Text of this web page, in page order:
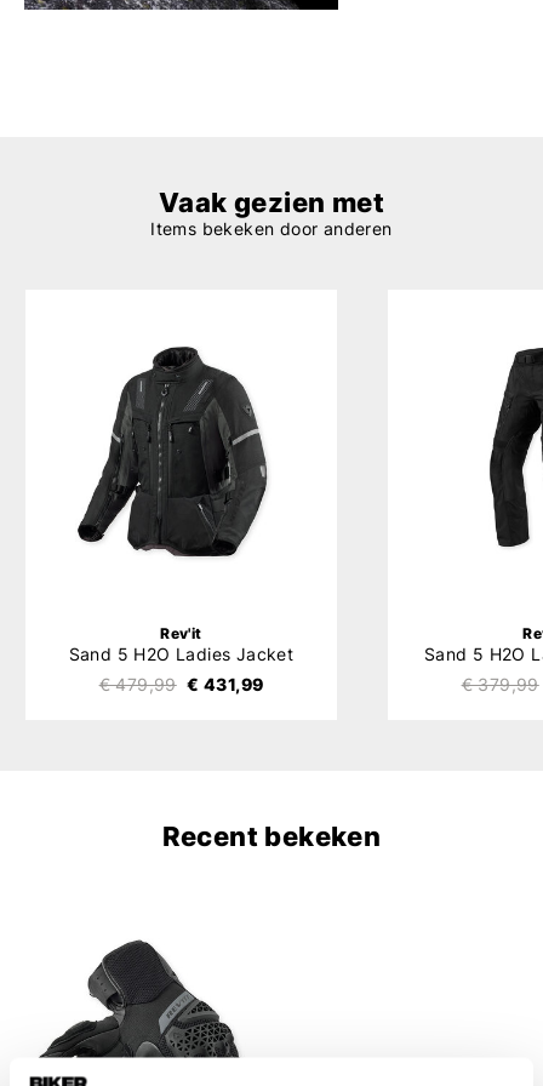
Vaak gezien met
Items bekeken door anderen
Rev'it
Sand 5 H2O Ladies Jacket
€ 479,99 € 431,99
Sand 5 H2O
€ 379,99
Recent bekeken